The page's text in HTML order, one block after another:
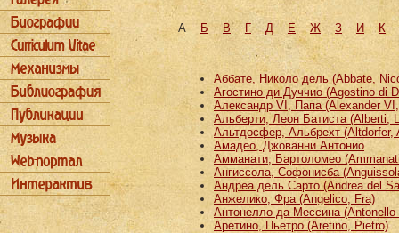
АБ В Г Д Е Ж З И К
Аббате, Николо дель (Abbate,
Агостино ди Дуччио (Agostino di
Александр VI, Папа (Alexander
Альберти, Леон Батиста (Alberti,
Альтдосфер, Альбрехт (Altdorfer,
Амадео, Джованни Антонио
Амманати, Бартоломео
Ангиссола, Софонисба
Андреа дель Сарто (Andrea del
Анжелико, Фра (Angelico, Fra)
Антонелло да Мессина (Antonello
Аретино, Пьетро (Aretino, Pietro)